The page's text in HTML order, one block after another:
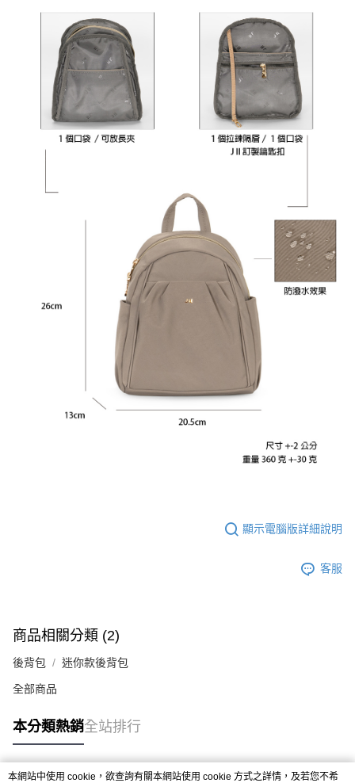
顯示電腦版詳細說明
客服
商品相關分類 (2)
後背包 迷你款後背包
全部商品
本分類熱銷全站排行
本網站中使用 cookie，欲查詢有關本網站使用 cookie 方式之詳情，及若您不希